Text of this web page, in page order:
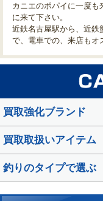
カニエのポパイに一度
に来て下さい。
近鉄名古屋駅から、近鉄
で、電車での、来店もオ
買取強化ブランド
買取取扱いアイテム
釣りのタイプで選ぶ